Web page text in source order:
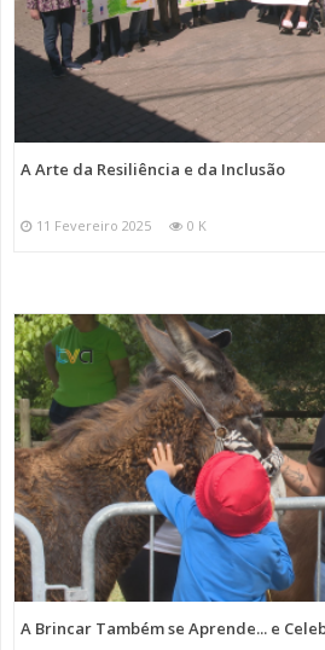
A Arte da Resiliência e da Inclusão
11 Fevereiro 2025 0 K
A Brincar Também se Aprende... e